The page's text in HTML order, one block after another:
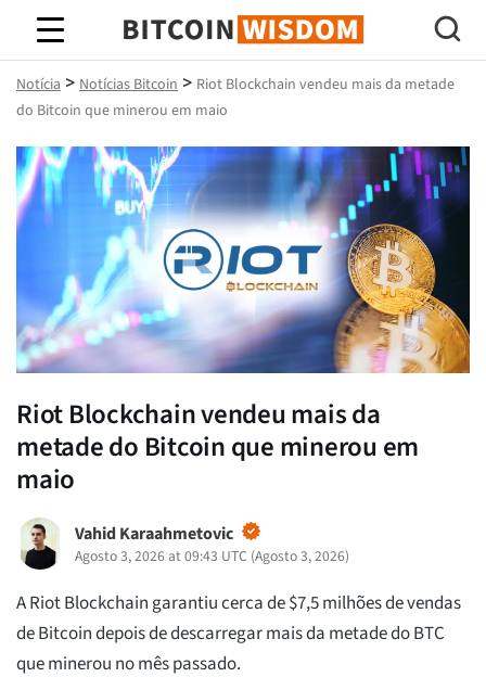
Sabedoria do Bitcoin
Notícia > Notícias Bitcoin > Riot Blockchain vendeu mais da metade
do Bitcoin que minerou em maio
Riot Blockchain vendeu mais da
metade do Bitcoin que minerou em
maio
Vahid Karaahmetovic
Agosto 3, 2026 at 09:43 UTC (Agosto 3, 2026)
A Riot Blockchain garantiu cerca de $7,5 milhões de vendas
de Bitcoin depois de descarregar mais da metade do BTC
que minerou no mês passado.